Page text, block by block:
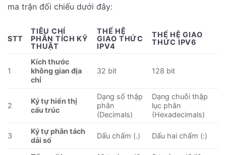
ma trận đối chiếu dưới đây:
STT
TIÊU CHÍ
PHÂN TÍCH KỸ
THUẬT
THẾ HỆ
GIAO THỨC
IPV4
THẾ HỆ GIAO
THỨC IPV6
1
Kích thước
không gian địa
chỉ
32 bit 128 bit
2
Ký tự hiển thị
cấu trúc
Dạng số thập
phân
(Decimals)
Dạng chuỗi thập
lục phân
(Hexadecimals)
3
Ký tự phân tách
dải số
Dấu chấm (.) Dấu hai chấm (:)